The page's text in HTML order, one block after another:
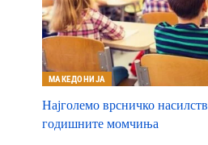
МАКЕДОНИЈА
Најголемо врсничко
годишните момчиња